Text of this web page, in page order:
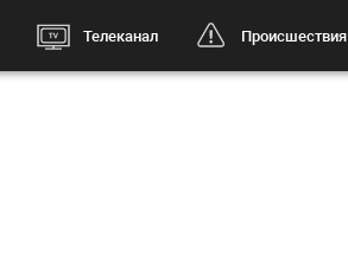
Телеканал Происшествия